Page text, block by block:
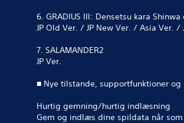
6. GRADIUS III: Densetsu kara Shinwa
JP Old Ver. / JP New Ver. / Asia Ver. /
7. SALAMANDER2
JP Ver.
■ Nye tilstande, supportfunktioner
Hurtig gemning/hurtig indlæsning
Gem og indlæs dine spildata når